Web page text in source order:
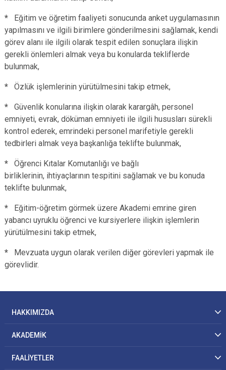
* Eğitim ve öğretim faaliyeti sonucunda anket uygulamasının
yapılmasını ve ilgili birimlere gönderilmesini sağlamak, kendi
görev alanı ile ilgili olarak tespit edilen sonuçlara ilişkin
gerekli önlemleri almak veya bu konularda tekliflerde
bulunmak,
* Özlük işlemlerinin yürütülmesini takip etmek,
* Güvenlik konularına ilişkin olarak karargâh, personel
emniyeti, evrak, döküman emniyeti ile ilgili hususları sürekli
kontrol ederek, emrindeki personel marifetiyle gerekli
tedbirleri almak veya başkanlığa teklifte bulunmak,
* Öğrenci Kıtalar Komutanlığı ve bağlı
birliklerinin, ihtiyaçlarının tespitini sağlamak ve bu konuda
teklifte bulunmak,
* Eğitim-öğretim görmek üzere Akademi emrine giren
yabancı uyruklu öğrenci ve kursiyerlere ilişkin işlemlerin
yürütülmesini takip etmek,
* Mevzuata uygun olarak verilen diğer görevleri yapmak ile
görevlidir.
HAKKIMIZDA
AKADEMİK
FAALİYETLER